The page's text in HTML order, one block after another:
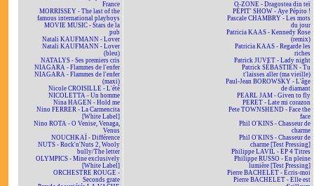
France
MORRISSEY - The last of the
famous international playboys
MOVIE MUSIC - Stars de la
pub
Natali KAUFMANN - Lover
Natali KAUFMANN - Lover
(bleu)
NATALYS - Ses premiers cris
NIAGARA - Flammes de l'enfer
NIAGARA - Flammes de l'enfer
(maxi)
Nicole CROISILLE - L'été
NICOLETTA - Un homme
Nina HAGEN - Hold me
Nino FERRER - La Carmencita
[White Label]
Nino ROTA - O Venise, Venaga,
Venus
NOUCHKAÏ - Différence
NUTS - Rock'n'Nuts 2, Wooly
bully/The letter
OLYMPICS - Mine exclusively
[White Label]
ORCHESTRE ROUGE -
Seconds grate
O-ZONE - Dragostea din teï
PÉPIT' SHOW - Aye Pépito !
Pascale CHAMBRY - Les mots
du jour
Patricia KAAS - Kennedy Rose
(remix)
Patricia KAAS - Regarde les
riches
Patrick JUVET - Lady night
Patrick SÉBASTIEN - Tu
t'laisses aller (ma vieille)
Paul-Jean BOROWSKY - L'âge
de diamant
PEARL JAM - Given to fly
PERET - Late mi corazon
Pete TOWNSHEND - Face the
face
Phil O'KINS - Chasseur de
charme
Phil O'KINS - Chasseur de
charme [Test Pressing]
Philippe LAVIL - EP 4 Titres
Philippe RUSSO - En pleine
lumière [Test Pressing]
Pierre BACHELET - Écris-moi
Pierre BACHELET - Elle est